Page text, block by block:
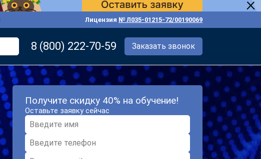
Лицензия № Л035-01215-72/00190069
8 (800) 222-70-59 Заказать звонок
Получите скидку 40% на обучение!
Оставьте заявку сейчас